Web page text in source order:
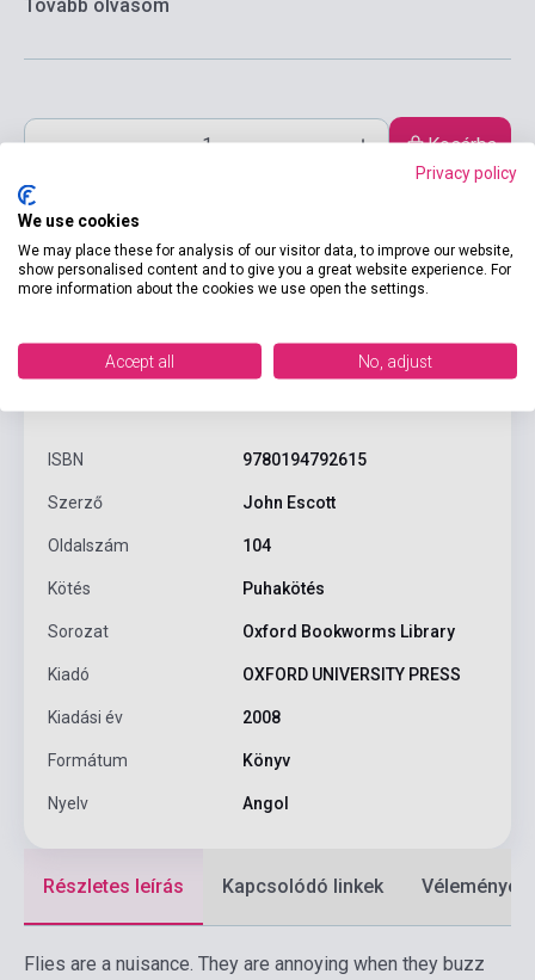
Tovább olvasom
Kosárba
Termékjellemzők
ISBN 9780194792615
Szerző John Escott
Oldalszám 104
Kötés Puhakötés
Sorozat Oxford Bookworms Library
Kiadó OXFORD UNIVERSITY PRESS
Kiadási év 2008
Formátum Könyv
Nyelv Angol
Részletes leírás Kapcsolódó linkek Vélemények
Flies are a nuisance. They are annoying when they buzz
Privacy policy
We use cookies
We may place these for analysis of our visitor data, to improve our website,
show personalised content and to give you a great website experience. For
more information about the cookies we use open the settings.
Accept all No, adjust